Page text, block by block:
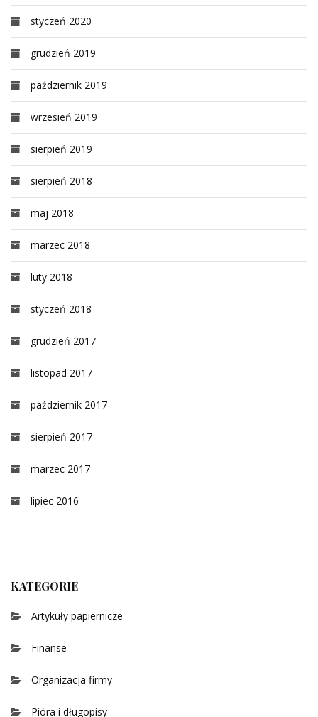
styczeń 2020
grudzień 2019
październik 2019
wrzesień 2019
sierpień 2019
sierpień 2018
maj 2018
marzec 2018
luty 2018
styczeń 2018
grudzień 2017
listopad 2017
październik 2017
sierpień 2017
marzec 2017
lipiec 2016
KATEGORIE
Artykuły papiernicze
Finanse
Organizacja firmy
Pióra i długopisy